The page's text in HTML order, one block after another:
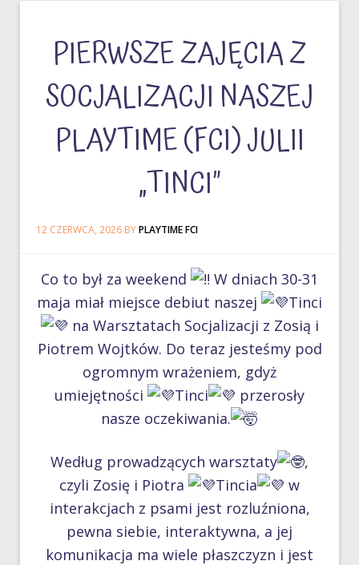
PIERWSZE ZAJĘCIA Z
SOCJALIZACJI NASZEJ
PLAYTIME (FCI) JULII
„TINCI”
12 CZERWCA, 2026 BYPLAYTIME FCI
Co to był za weekend
W dniach 30-31
maja miał miejsce debiut naszej
Tinci
na Warsztatach Socjalizacji z Zosią i
Piotrem Wojtków. Do teraz jesteśmy pod
ogromnym wrażeniem, gdyż
umiejętności
Tinci
przerosły
nasze oczekiwania.
Według prowadzących warsztaty
,
czyli Zosię i Piotra
Tincia
w
interakcjach z psami jest rozluźniona,
pewna siebie, interaktywna, a jej
komunikacja ma wiele płaszczyzn i jest